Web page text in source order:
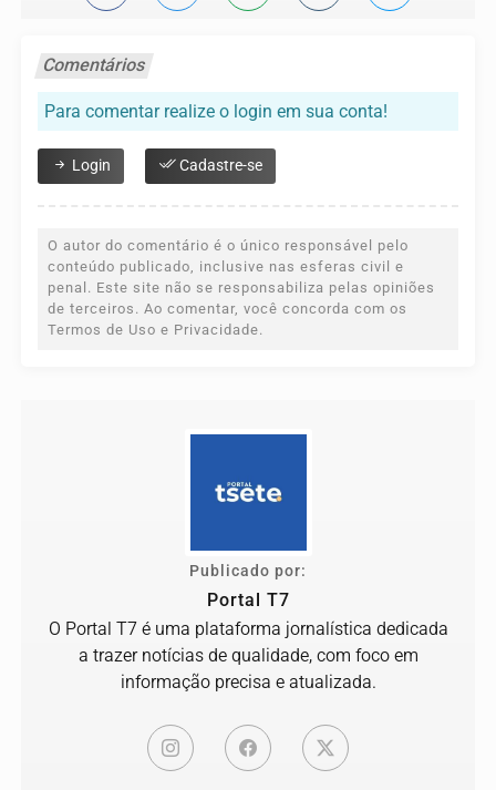
Comentários
Para comentar realize o login em sua conta!
Login Cadastre-se
O autor do comentário é o único responsável pelo
conteúdo publicado, inclusive nas esferas civil e
penal. Este site não se responsabiliza pelas opiniões
de terceiros. Ao comentar, você concorda com os
Termos de Uso e Privacidade.
Publicado por:
Portal T7
O Portal T7 é uma plataforma jornalística dedicada
a trazer notícias de qualidade, com foco em
informação precisa e atualizada.